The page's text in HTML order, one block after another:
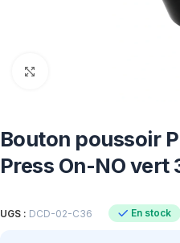
Bouton poussoir
Press On-NO vert
UGS : DCD-02-C36 En stock